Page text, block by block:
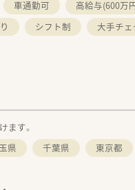
車通勤可 高給与(600万
シフト制 大手チェ
ます。
県 千葉県 東京都